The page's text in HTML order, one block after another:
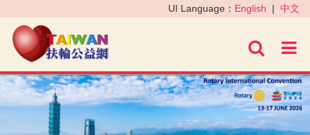
進階
UI Language： English | 中文
‹ ›